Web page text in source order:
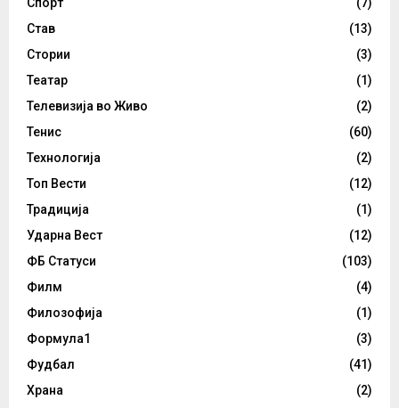
Спорт
(7)
Став
(13)
Стории
(3)
Театар
(1)
Телевизија во Живо
(2)
Тенис
(60)
Технологија
(2)
Топ Вести
(12)
Традиција
(1)
Ударна Вест
(12)
ФБ Статуси
(103)
Филм
(4)
Филозофија
(1)
Формула1
(3)
Фудбал
(41)
Храна
(2)